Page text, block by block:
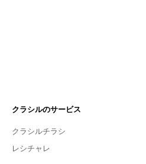
クラシルのサービス
クラシルチラシ
レシチャレ